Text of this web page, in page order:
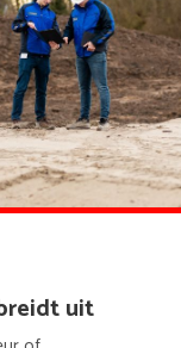
uit